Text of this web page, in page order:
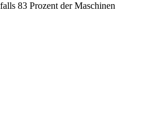
83 Prozent der Maschinen